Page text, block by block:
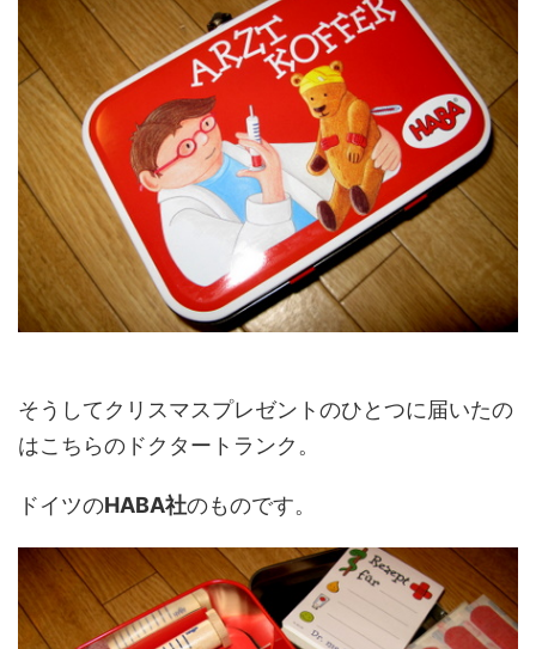
そうしてクリスマスプレゼントのひとつに届いたの
はこちらのドクタートランク。
ドイツのHABA社のものです。